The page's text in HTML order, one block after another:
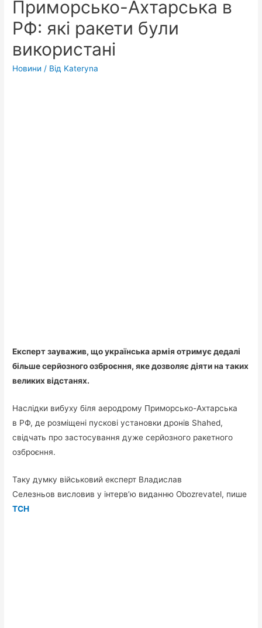
Приморсько-Ахтарська в
РФ: які ракети були
використані
Новини / Від Kateryna
Експерт зауважив, що українська армія отримує дедалі
більше серйозного озброєння, яке дозволяє діяти на таких
великих відстанях.
Наслідки вибуху біля аеродрому Приморсько-Ахтарська
в РФ, де розміщені пускові установки дронів Shahed,
свідчать про застосування дуже серйозного ракетного
озброєння.
Таку думку військовий експерт Владислав
Селезньов висловив у інтерв’ю виданню Obozrevatel, пише
ТСН